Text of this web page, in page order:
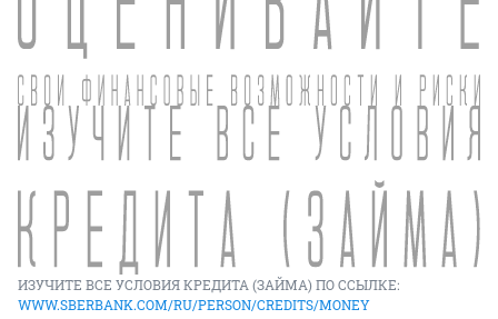
ИЗУЧИТЕ ВСЕ УСЛОВИЯ КРЕДИТА (ЗАЙМА) ПО ССЫЛКЕ:
WWW.SBERBANK.COM/RU/PERSON/CREDITS/MONEY